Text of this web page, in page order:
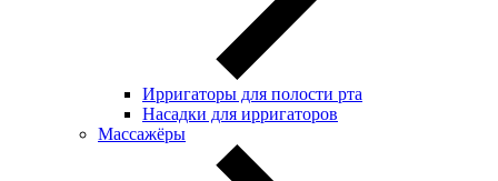
Ирригаторы для полости рта
Насадки для ирригаторов
Массажёры